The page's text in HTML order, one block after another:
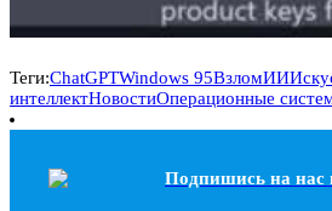
Теги:ChatGPTWindows 95ВзломИИ
интеллектНовостиОперационные
Подпишись на наc